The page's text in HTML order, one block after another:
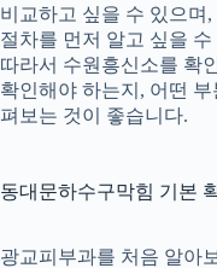
비교하고 싶을 수 있으며
절차를 먼저 알고 싶을 수
따라서 수원흥신소를 확
확인해야 하는지, 어떤
펴보는 것이 좋습니다.
동대문하수구막힘 기본
광교피부과를 처음 알아